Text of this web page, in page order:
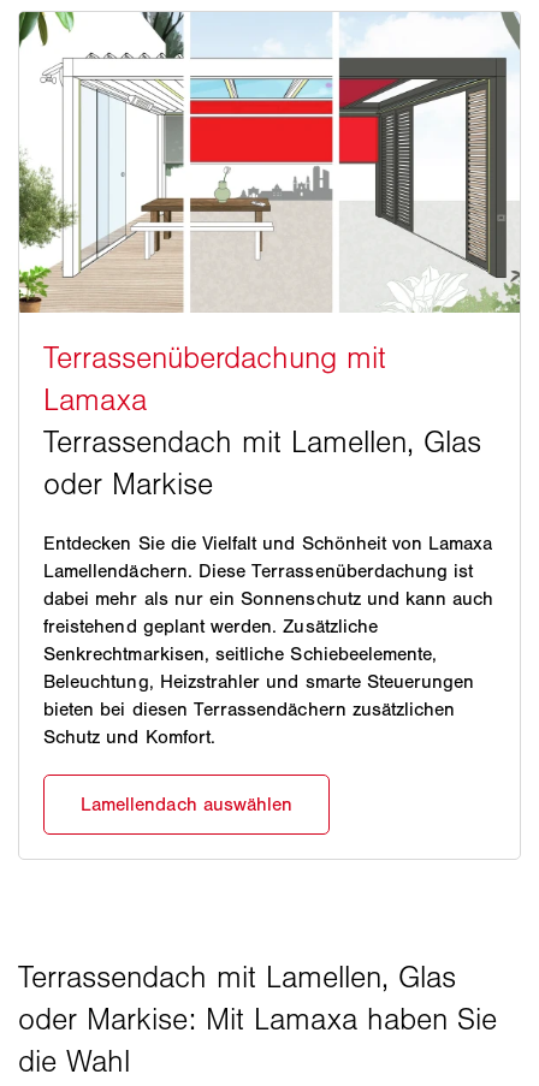
Entdecken Sie die Vielfalt und Schönheit von Lamaxa
Lamellendächern. Diese Terrassenüberdachung ist
dabei mehr als nur ein Sonnenschutz und kann auch
freistehend geplant werden. Zusätzliche
Senkrechtmarkisen, seitliche Schiebeelemente,
Beleuchtung, Heizstrahler und smarte Steuerungen
bieten bei diesen Terrassendächern zusätzlichen
Schutz und Komfort.